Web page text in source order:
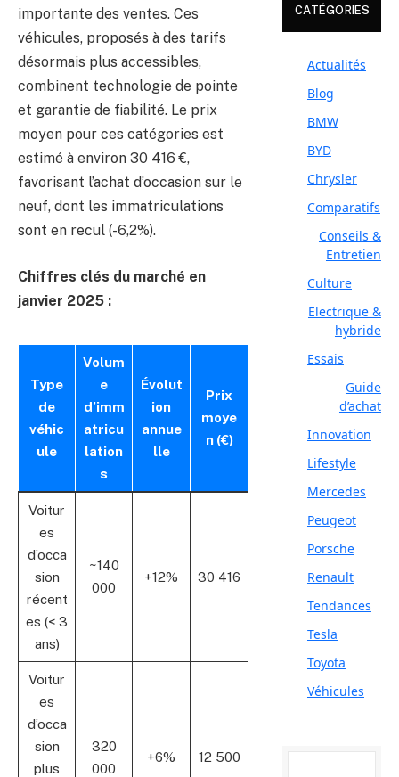
importante des ventes. Ces
véhicules, proposés à des tarifs
désormais plus accessibles,
combinent technologie de pointe
et garantie de fiabilité. Le prix
moyen pour ces catégories est
estimé à environ 30 416 €,
favorisant l’achat d’occasion sur le
neuf, dont les immatriculations
sont en recul (-6,2%).
Chiffres clés du marché en
janvier 2025 :
Type
de
véhic
ule
Volum
e
d’imm
atricu
lation
s
Évolut
ion
annue
lle
Prix
moye
n (€)
Voitur
es
d’occa
sion
récent
es (< 3
ans)
~140
000
+12% 30 416
Voitur
es
d’occa
sion
plus
320
000
+6% 12 500
CATÉGORIES
Actualités
Blog
BMW
BYD
Chrysler
Comparatifs
Conseils &
Entretien
Culture
Electrique &
hybride
Essais
Guide
d’achat
Innovation
Lifestyle
Mercedes
Peugeot
Porsche
Renault
Tendances
Tesla
Toyota
Véhicules